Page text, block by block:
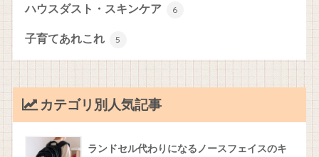
ハウスダスト・スキンケア 6
子育てあれこれ 5
カテゴリ別人気記事
ランドセル代わりになるノースフェイスのキ